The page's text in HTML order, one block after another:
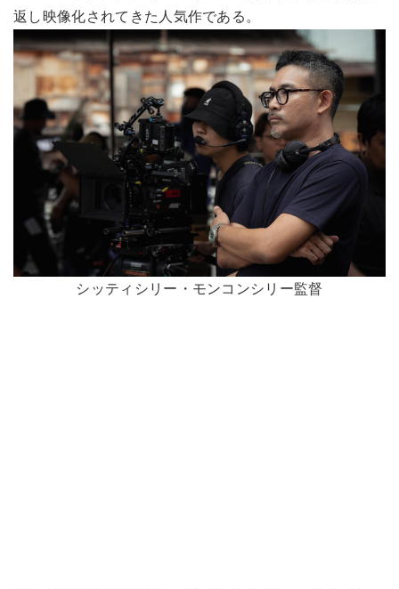
返し映像化されてきた人気作である。
シッティシリー・モンコンシリー監督